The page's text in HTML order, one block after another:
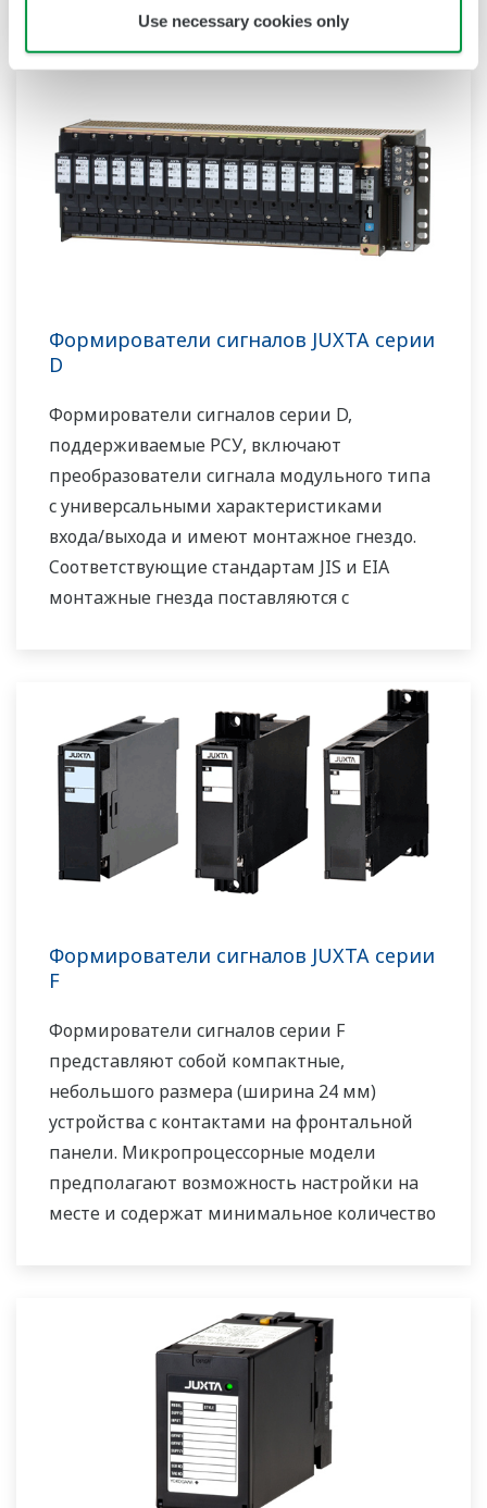
Use necessary cookies only
постоянного тока; VJRK с вводами РДТ; VJTK с
с универсальными входами
Формирователи сигналов JUXTA серии
D
Формирователи сигналов серии D,
поддерживаемые РСУ, включают
преобразователи сигнала модульного типа
с универсальными характеристиками
входа/выхода и имеют монтажное гнездо.
Соответствующие стандартам JIS и EIA
монтажные гнезда поставляются с
данными
Формирователи сигналов JUXTA серии
F
Формирователи сигналов серии F
представляют собой компактные,
небольшого размера (ширина 24 мм)
устройства с контактами на фронтальной
панели. Микропроцессорные модели
предполагают возможность настройки на
месте и содержат минимальное количество